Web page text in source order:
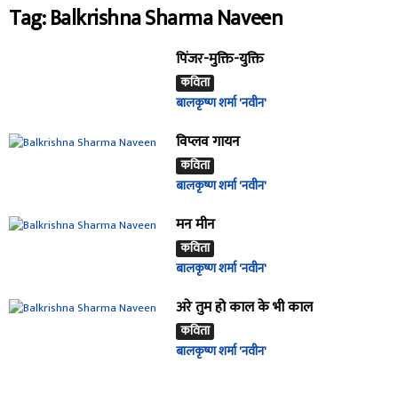
Tag: Balkrishna Sharma Naveen
पिंजर-मुक्ति-युक्ति
कविता
बालकृष्ण शर्मा 'नवीन'
विप्लव गायन
कविता
बालकृष्ण शर्मा 'नवीन'
मन मीन
कविता
बालकृष्ण शर्मा 'नवीन'
अरे तुम हो काल के भी काल
कविता
बालकृष्ण शर्मा 'नवीन'